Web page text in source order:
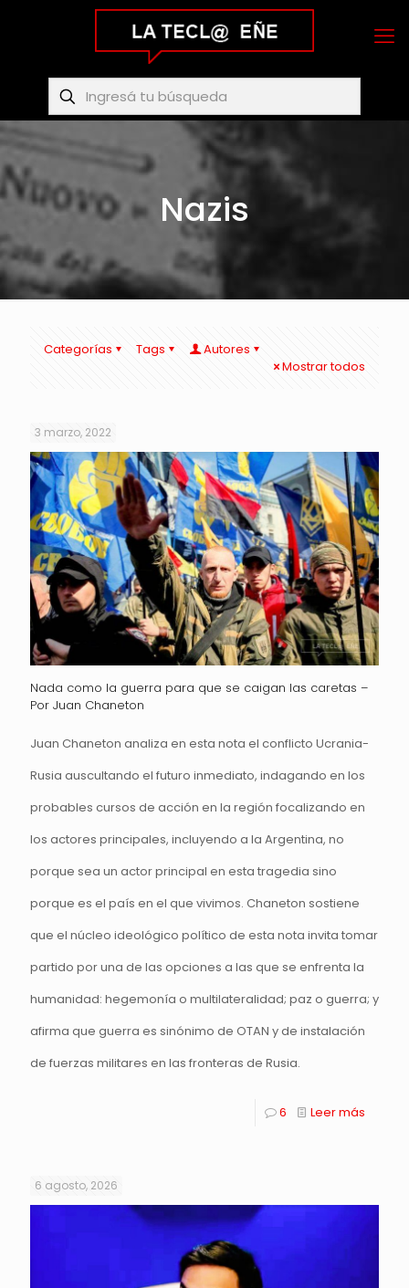
Nazis
Categorías Tags
Autores
Mostrar todos
3 marzo, 2022
Nada como la guerra para que se caigan las caretas –
Por Juan Chaneton
Juan Chaneton analiza en esta nota el conflicto Ucrania-
Rusia auscultando el futuro inmediato, indagando en los
probables cursos de acción en la región focalizando en
los actores principales, incluyendo a la Argentina, no
porque sea un actor principal en esta tragedia sino
porque es el país en el que vivimos. Chaneton sostiene
que el núcleo ideológico político de esta nota invita tomar
partido por una de las opciones a las que se enfrenta la
humanidad: hegemonía o multilateralidad; paz o guerra; y
afirma que guerra es sinónimo de OTAN y de instalación
de fuerzas militares en las fronteras de Rusia.
6 Leer más
6 agosto, 2026